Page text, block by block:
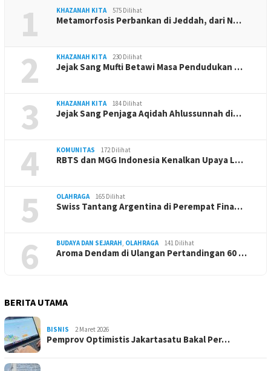
1 KHAZANAH KITA 575 Dilihat
Metamorfosis Perbankan di Jeddah, dari N…
2 KHAZANAH KITA 230 Dilihat
Jejak Sang Mufti Betawi Masa Pendudukan …
3 KHAZANAH KITA 184 Dilihat
Jejak Sang Penjaga Aqidah Ahlussunnah di…
4 KOMUNITAS 172 Dilihat
RBTS dan MGG Indonesia Kenalkan Upaya L…
5 OLAHRAGA 165 Dilihat
Swiss Tantang Argentina di Perempat Fina…
6 BUDAYA DAN SEJARAH, OLAHRAGA 141 Dilihat
Aroma Dendam di Ulangan Pertandingan 60 …
BERITA UTAMA
BISNIS 2 Maret 2026
Pemprov Optimistis Jakartasatu Bakal Per…